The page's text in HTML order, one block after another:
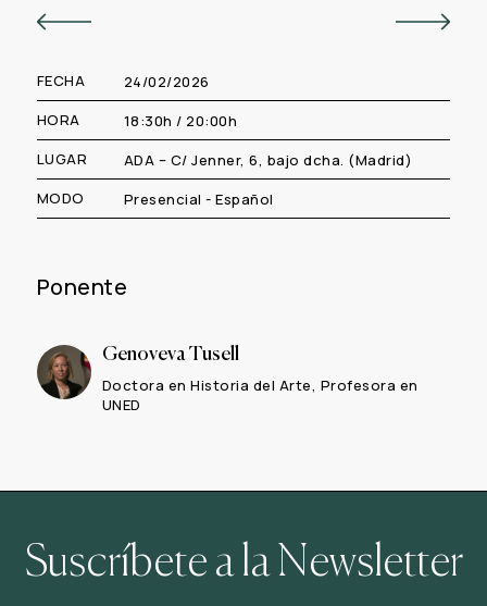
FECHA
24/02/2026
HORA
18:30h / 20:00h
LUGAR
ADA – C/ Jenner, 6, bajo dcha. (Madrid)
MODO
Presencial - Español
Ponente
Genoveva Tusell
Doctora en Historia del Arte, Profesora en
UNED
Suscríbete a la Newsletter